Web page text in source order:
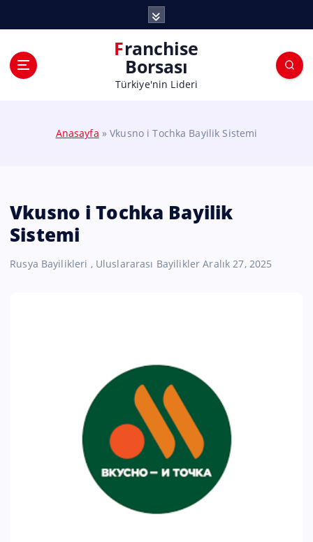
Franchise
Borsası
Türkiye'nin Lideri
Anasayfa »Vkusno i Tochka Bayilik Sistemi
Vkusno i Tochka Bayilik
Sistemi
Rusya Bayilikleri , Uluslararası Bayilikler Aralık 27, 2025